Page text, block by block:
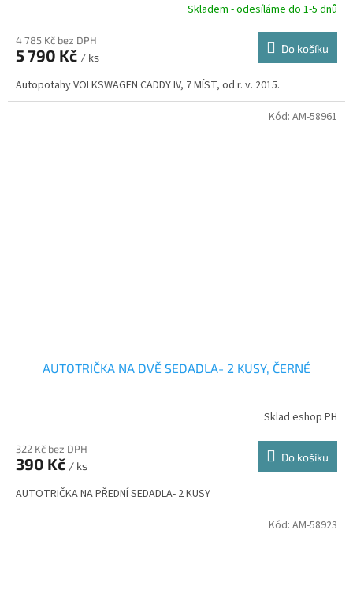
R
Skladem - odesíláme do 1-5 dnů
4 785 Kč bez DPH
5 790 Kč / ks
Do košíku
Autopotahy VOLKSWAGEN CADDY IV, 7 MÍST, od r. v. 2015.
AUTOTRIČKA NA DVĚ SEDADLA- 2 KUSY, ČERNÉ
Sklad eshop PH
322 Kč bez DPH
390 Kč / ks
Do košíku
AUTOTRIČKA NA PŘEDNÍ SEDADLA- 2 KUSY
Kód: AM-58961
Kód: AM-58923